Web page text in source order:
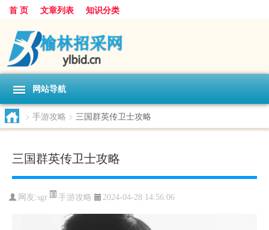
首 页 文章列表 知识分类
网站导航
> 手游攻略 > 三国群英传卫士攻略
三国群英传卫士攻略
网友:sgr 手游攻略 2024-04-28 14:56:06